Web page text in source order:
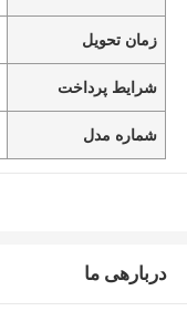
زمان تحویل
شرایط پرداخت
شماره مدل
دربارهی ما